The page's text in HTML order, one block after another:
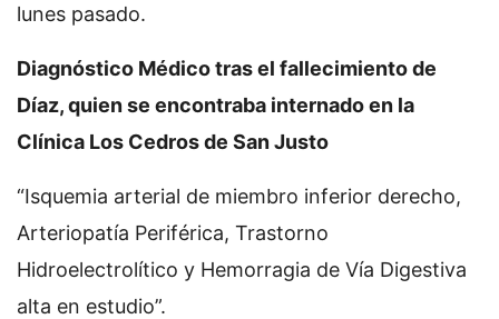
lunes pasado.
Diagnóstico Médico tras el fallecimiento de
Díaz, quien se encontraba internado en la
Clínica Los Cedros de San Justo
“Isquemia arterial de miembro inferior derecho,
Arteriopatía Periférica, Trastorno
Hidroelectrolítico y Hemorragia de Vía Digestiva
alta en estudio”.